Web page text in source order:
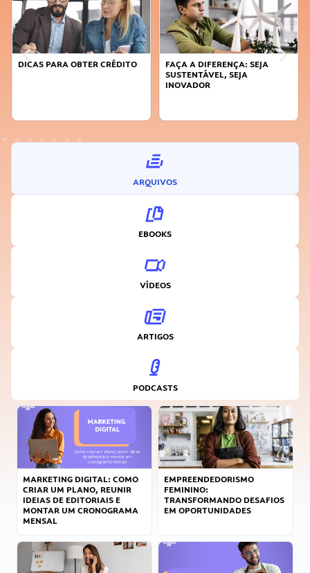
DICAS PARA OBTER CRÉDITO
FAÇA A DIFERENÇA: SEJA
SUSTENTÁVEL, SEJA
INOVADOR
ARQUIVOS
EBOOKS
VÍDEOS
ARTIGOS
PODCASTS
MARKETING DIGITAL: COMO
CRIAR UM PLANO, REUNIR
IDEIAS DE EDITORIAIS E
MONTAR UM CRONOGRAMA
MENSAL
EMPREENDEDORISMO
FEMININO:
TRANSFORMANDO DESAFIOS
EM OPORTUNIDADES